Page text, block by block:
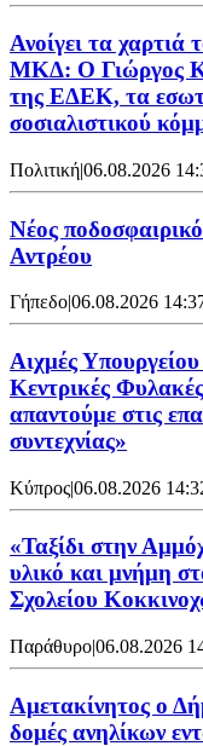
Ανοίγει τα χαρτιά
ΜΚΔ: Ο Γιώργος
της ΕΔΕΚ, τα
σοσιαλιστικού
Πολιτική|06.08.2026
Νέος
Αντρέου
Γήπεδο|06.08.2026
Αιχμές
Κεντρικές
απαντούμε στις
συντεχνίας»
Κύπρος|06.08.2026
«Ταξίδι στην
υλικό και μνήμη
Σχολείου
Παράθυρο|06.08.2026
Αμετακίνητος ο
δομές ανηλίκων